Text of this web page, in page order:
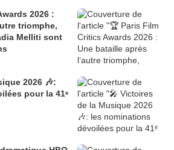
2026 :
triomphe,
Melliti sont
2026 🎶:
pour la 41ᵉ